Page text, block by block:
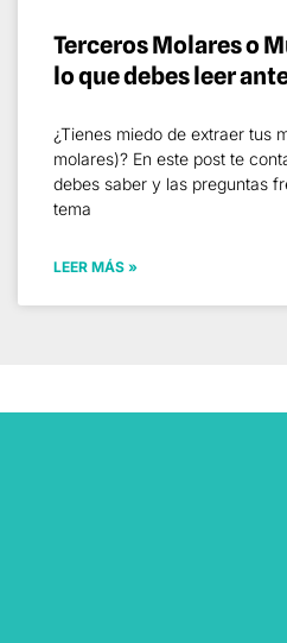
Terceros Molares o
lo que debes leer
¿Tienes miedo de extraer tus
molares)? En este post te
debes saber y las preguntas
tema
LEER MÁS »